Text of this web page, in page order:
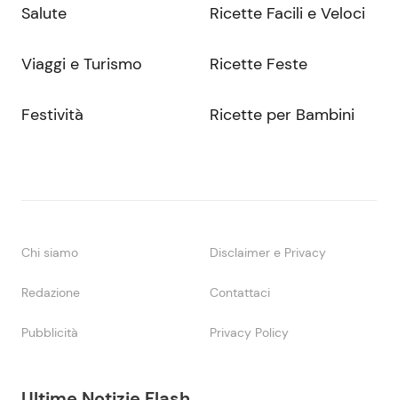
Salute
Viaggi e Turismo
Festività
Ricette Facili e Veloci
Ricette Feste
Ricette per Bambini
Chi siamo Disclaimer e Privacy
Redazione Contattaci
Pubblicità Privacy Policy